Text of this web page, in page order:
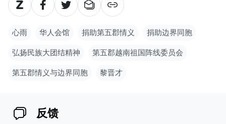
心雨 华人会馆 捐助第五郡情义 捐助边界同胞
弘扬民族大团结精神 第五郡越南祖国阵线委员会
第五郡情义与边界同胞 黎晋才
反馈